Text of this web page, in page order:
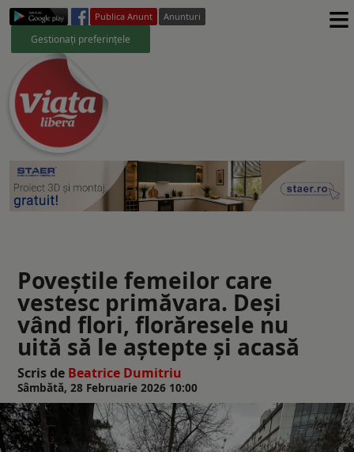
Publica Anunt Anunturi
Gestionați preferințele ≡
Poveștile femeilor care
vestesc primăvara. Deși
vând flori, florăresele nu
uită să le aștepte și acasă
Scris de Beatrice Dumitriu
Sâmbătă, 28 Februarie 2026 10:00